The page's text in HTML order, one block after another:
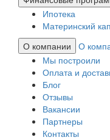
Ипотека
Материнский
О компании
О
Мы построили
Оплата и
Блог
Отзывы
Вакансии
Партнеры
Контакты